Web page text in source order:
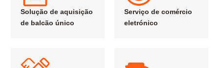
Solução de aquisição
de balcão único
Serviço de comércio
eletrónico